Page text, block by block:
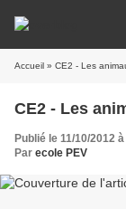
Accueil » CE2 - Les
CE2 - Les
Publié le 11/10/2012
Par ecole PEV